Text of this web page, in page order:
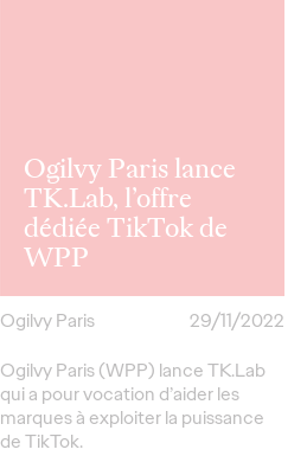
Ogilvy Paris lance
TK.Lab, l’offre
dédiée TikTok de
WPP
Ogilvy Paris
29/11/2022
Ogilvy Paris (WPP) lance TK.Lab
qui a pour vocation d’aider les
marques à exploiter la puissance
de TikTok.